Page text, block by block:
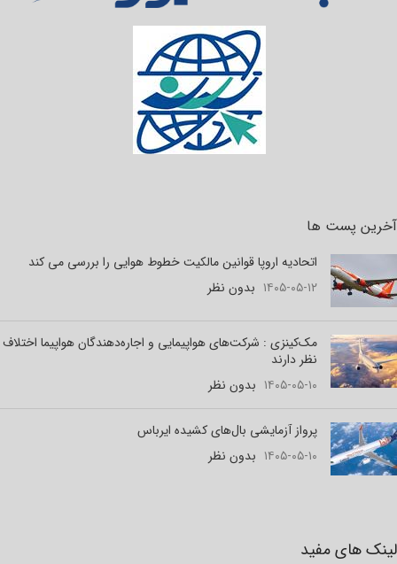
آخرین پست ها
اتحادیه اروپا قوانین مالکیت خطوط هوایی را بررسی می کند
۱۴۰۵-۰۵-۱۲ بدون نظر
مک‌کینزی : شرکت‌های هواپیمایی و اجاره‌دهندگان هواپیما اختلاف
نظر دارند
۱۴۰۵-۰۵-۱۰ بدون نظر
پرواز آزمایشی بال‌های کشیده ایرباس
۱۴۰۵-۰۵-۱۰ بدون نظر
لینک های مفید